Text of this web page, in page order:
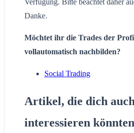
Danke.
Möchtet ihr die Trades der
vollautomatisch nachbilden?
Social Trading
Artikel, die dich auch
interessieren